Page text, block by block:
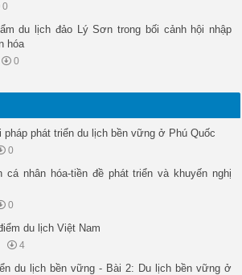
0
du lịch đảo Lý Sơn trong bối cảnh hội nhập
hóa
0
pháp phát triển du lịch bền vững ở Phú Quốc
0
nhân hóa-tiền đề phát triển và khuyến nghị
0
du lịch Việt Nam
4
du lịch bền vững - Bài 2: Du lịch bền vững ở